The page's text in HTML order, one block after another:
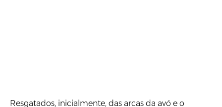
Resgatados, inicialmente, das arcas da avó e o